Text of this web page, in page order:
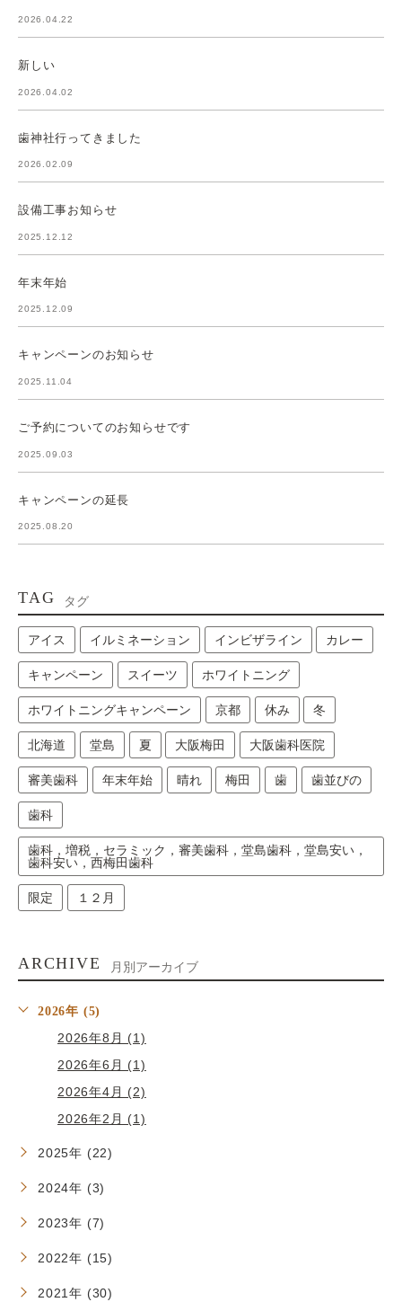
2026.04.22
新しい
2026.04.02
歯神社行ってきました
2026.02.09
設備工事お知らせ
2025.12.12
年末年始
2025.12.09
キャンペーンのお知らせ
2025.11.04
ご予約についてのお知らせです
2025.09.03
キャンペーンの延長
2025.08.20
TAG タグ
アイス イルミネーション インビザライン カレー
キャンペーン スイーツ ホワイトニング
ホワイトニングキャンペーン 京都 休み 冬
北海道 堂島 夏 大阪梅田 大阪歯科医院
審美歯科 年末年始 晴れ 梅田 歯 歯並びの
歯科
歯科，増税，セラミック，審美歯科，堂島歯科，堂島安い，
歯科安い，西梅田歯科
限定 １２月
ARCHIVE 月別アーカイブ
2026年 (5)
2026年8月 (1)
2026年6月 (1)
2026年4月 (2)
2026年2月 (1)
2025年 (22)
2024年 (3)
2023年 (7)
2022年 (15)
2021年 (30)